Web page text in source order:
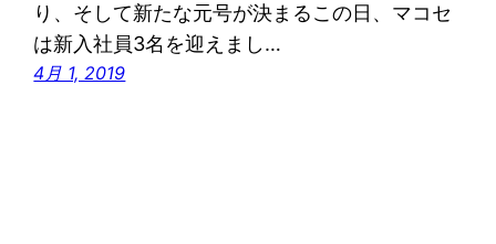
り、そして新たな元号が決まるこの日、マコセ
は新入社員3名を迎えまし…
4月 1, 2019